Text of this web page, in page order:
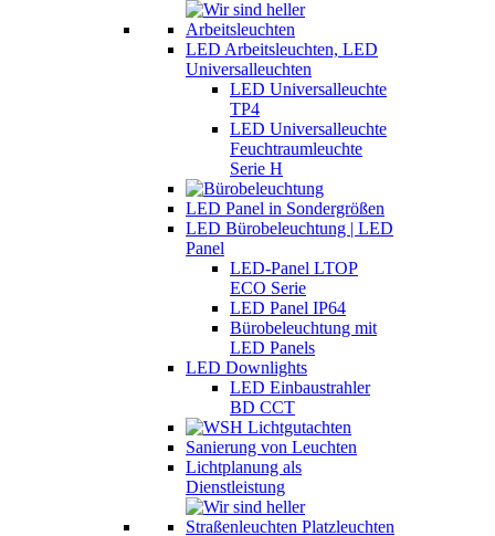
LED Arbeitsleuchten, LED
Universalleuchten
LED Universalleuchte
TP4
LED Universalleuchte
Feuchtraumleuchte
Serie H
LED Panel in Sondergrößen
LED Bürobeleuchtung | LED
Panel
LED-Panel LTOP
ECO Serie
LED Panel IP64
Bürobeleuchtung mit
LED Panels
LED Downlights
LED Einbaustrahler
BD CCT
Sanierung von Leuchten
Lichtplanung als
Dienstleistung